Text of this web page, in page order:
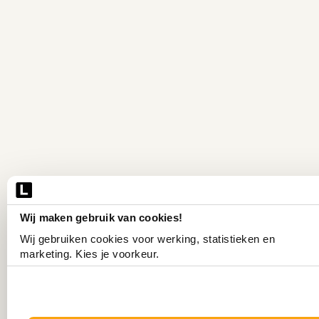
Wij maken gebruik van cookies!
Wij gebruiken cookies voor werking, statistieken en
marketing. Kies je voorkeur.